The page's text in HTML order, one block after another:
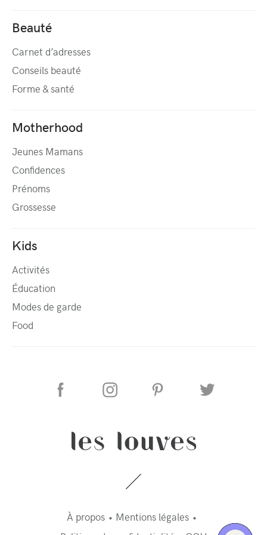
Beauté
Carnet d’adresses
Conseils beauté
Forme & santé
Motherhood
Jeunes Mamans
Confidences
Prénoms
Grossesse
Kids
Activités
Éducation
Modes de garde
Food
À propos
Mentions légales